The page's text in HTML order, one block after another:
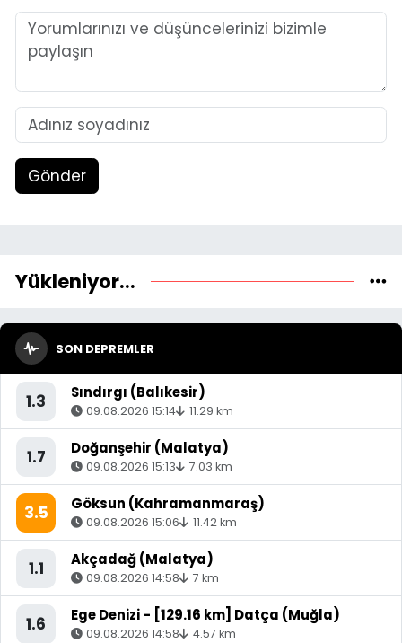
Gönder
Yükleniyor...
SON DEPREMLER
1.3 Sındırgı (Balıkesir)
09.08.2026 15:14 11.29 km
1.7 Doğanşehir (Malatya)
09.08.2026 15:13 7.03 km
3.5 Göksun (Kahramanmaraş)
09.08.2026 15:06 11.42 km
1.1 Akçadağ (Malatya)
09.08.2026 14:58 7 km
1.6 Ege Denizi - [129.16 km] Datça (Muğla)
09.08.2026 14:58 4.57 km